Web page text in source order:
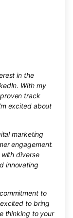
in the
With my
track
excited about
marketing
engagement.
diverse
innovating
to
to bring
thinking to your